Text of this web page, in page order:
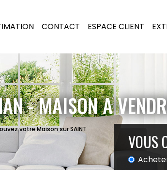
CONTACT ESPACE CLIENT
- MAISON A
votre Maison sur SAINT
VOUS